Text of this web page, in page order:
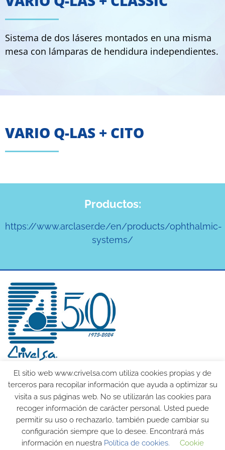
Sistema de dos láseres montados en una misma
mesa con lámparas de hendidura independientes.
VARIO Q-LAS + CITO
Productos:
https://www.arclaser.de/en/products/ophthalmic-
systems/
Agrupaciones
SMOC
Cursos
Nosotros
Noticias
976 56 66 77
crivelsa@crivelsa.com
Polígono Argualas Nave 31
c/Argualas s/n 50012 Zaragoza
El sitio web www.crivelsa.com utiliza cookies propias y de
terceros para recopilar información que ayuda a optimizar su
visita a sus páginas web. No se utilizarán las cookies para
recoger información de carácter personal. Usted puede
permitir su uso o rechazarlo, también puede cambiar su
configuración siempre que lo desee. Encontrará más
información en nuestra Política de cookies. Cookie